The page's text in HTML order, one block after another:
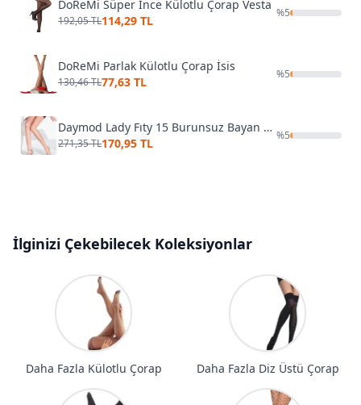
DoReMi Süper İnce Külotlu Çorap Vesta
192,05 TL114,29 TL
%5
DoReMi Parlak Külotlu Çorap İsis
130,46 TL77,63 TL
%5
Daymod Lady Fıty 15 Burunsuz Bayan Külotlu Çorap D1111128
271,35 TL170,95 TL
%5
İlginizi Çekebilecek Koleksiyonlar
Daha Fazla Külotlu Çorap Daha Fazla Diz Üstü Çorap